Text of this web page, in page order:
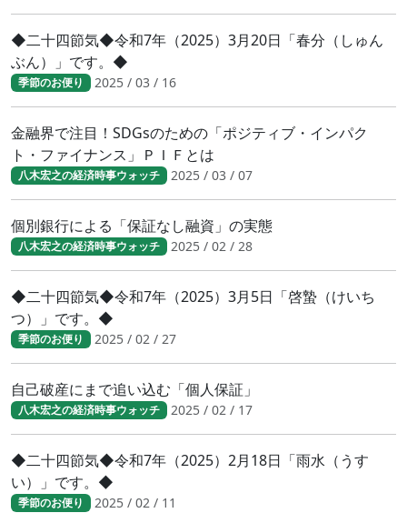
◆二十四節気◆令和7年（2025）3月20日「春分（しゅん
ぶん）」です。◆
季節のお便り 2025 / 03 / 16
金融界で注目！SDGsのための「ポジティブ・インパク
ト・ファイナンス」ＰＩＦとは
八木宏之の経済時事ウォッチ 2025 / 03 / 07
個別銀行による「保証なし融資」の実態
八木宏之の経済時事ウォッチ 2025 / 02 / 28
◆二十四節気◆令和7年（2025）3月5日「啓蟄（けいち
つ）」です。◆
季節のお便り 2025 / 02 / 27
自己破産にまで追い込む「個人保証」
八木宏之の経済時事ウォッチ 2025 / 02 / 17
◆二十四節気◆令和7年（2025）2月18日「雨水（うす
い）」です。◆
季節のお便り 2025 / 02 / 11